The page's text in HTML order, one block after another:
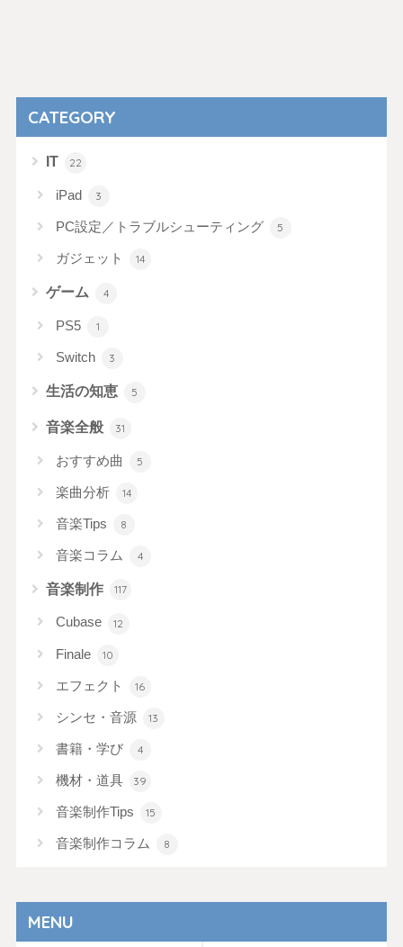
CATEGORY
IT 22
iPad 3
PC設定／トラブルシューティング 5
ガジェット 14
ゲーム 4
PS5 1
Switch 3
生活の知恵 5
音楽全般 31
おすすめ曲 5
楽曲分析 14
音楽Tips 8
音楽コラム 4
音楽制作 117
Cubase 12
Finale 10
エフェクト 16
シンセ・音源 13
書籍・学び 4
機材・道具 39
音楽制作Tips 15
音楽制作コラム 8
MENU